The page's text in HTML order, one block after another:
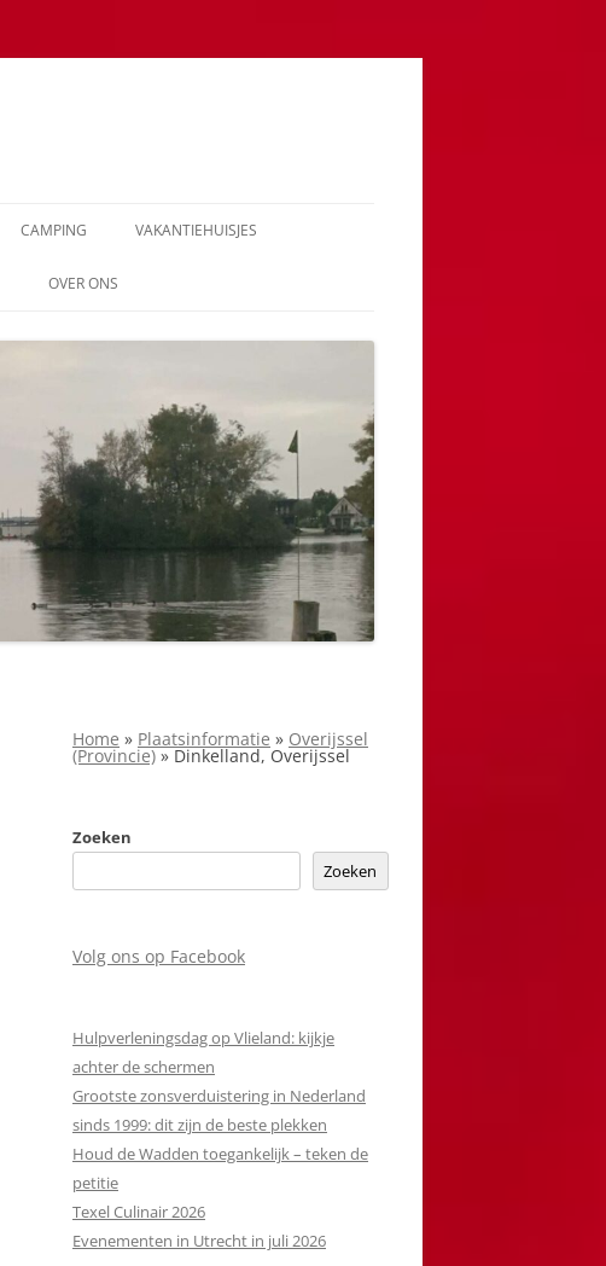
CAMPING VAKANTIEHUISJES
OVER ONS
Home » Plaatsinformatie » Overijssel
(Provincie) » Dinkelland, Overijssel
Zoeken
Zoeken
Volg ons op Facebook
Hulpverleningsdag op Vlieland: kijkje
achter de schermen
Grootste zonsverduistering in Nederland
sinds 1999: dit zijn de beste plekken
Houd de Wadden toegankelijk – teken de
petitie
Texel Culinair 2026
Evenementen in Utrecht in juli 2026